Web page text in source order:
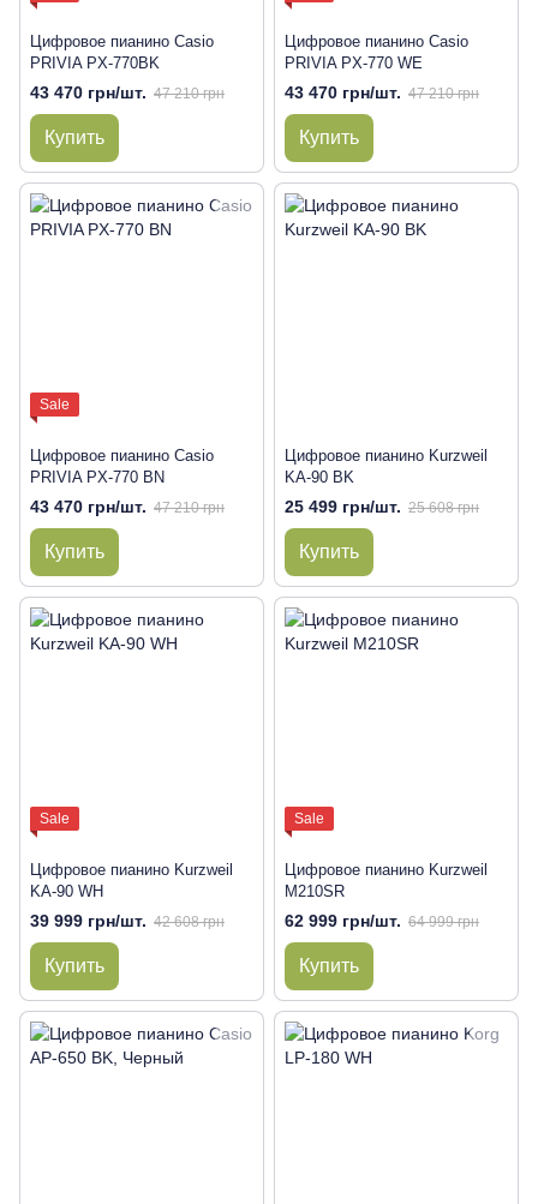
Цифровое пианино Casio
PRIVIA PX-770BK
43 470 грн/шт. 47 210 грн
Купить
Цифровое пианино Casio
PRIVIA PX-770 WE
43 470 грн/шт. 47 210 грн
Купить
Sale
Цифровое пианино Casio
PRIVIA PX-770 BN
43 470 грн/шт. 47 210 грн
Купить
Цифровое пианино Kurzweil
KA-90 BK
25 499 грн/шт. 25 608 грн
Купить
Sale
Цифровое пианино Kurzweil
KA-90 WH
39 999 грн/шт. 42 608 грн
Купить
Sale
Цифровое пианино Kurzweil
M210SR
62 999 грн/шт. 64 999 грн
Купить